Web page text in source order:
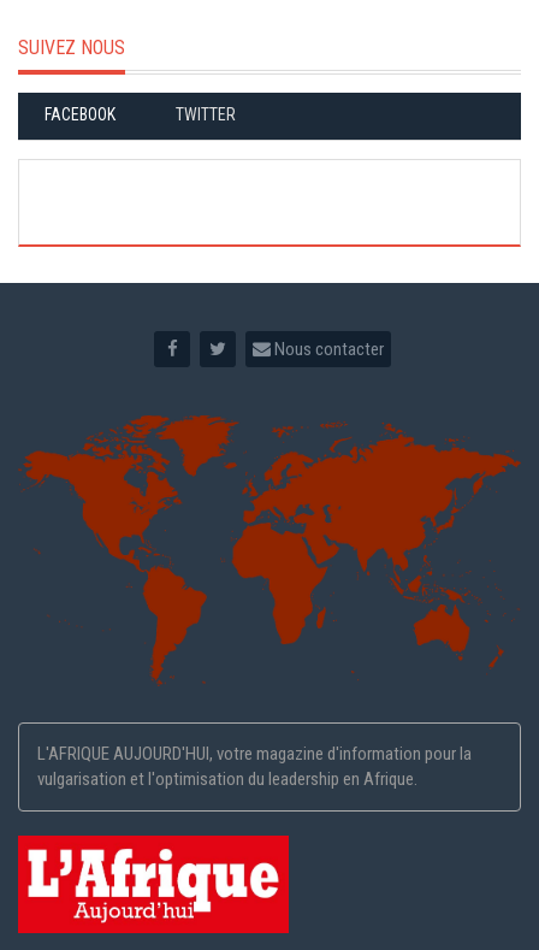
SUIVEZ NOUS
FACEBOOK TWITTER
Nous contacter
L'AFRIQUE AUJOURD'HUI, votre magazine d'information pour la
vulgarisation et l'optimisation du leadership en Afrique.